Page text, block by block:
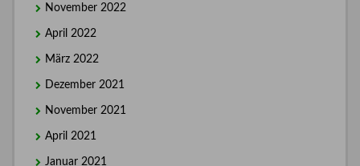
November 2022
April 2022
März 2022
Dezember 2021
November 2021
April 2021
Januar 2021